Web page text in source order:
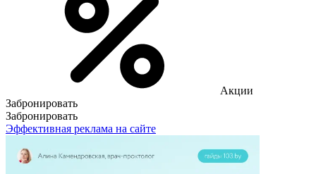
Акции
Забронировать
Забронировать
Эффективная реклама на сайте